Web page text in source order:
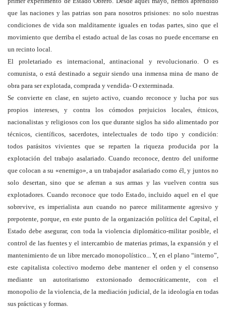
que las naciones y las patrias son para nosotros prisiones: no solo nuestras
condiciones de vida son malditamente iguales en todas partes, sino que el
movimiento que derriba el estado actual de las cosas no puede encerrarse en
un recinto local.
El proletariado es internacional, antinacional y revolucionario. O es
comunista, o está destinado a seguir siendo una inmensa mina de mano de
obra para ser explotada, comprada y vendida- O exterminada.
Se convierte en clase, en sujeto activo, cuando reconoce y lucha por sus
propios intereses, y contra los cómodos prejuicios locales, étnicos,
nacionalistas y religiosos con los que durante siglos ha sido alimentado por
técnicos, científicos, sacerdotes, intelectuales de todo tipo y condición:
todos parásitos vivientes que se reparten la riqueza producida por la
explotación del trabajo asalariado. Cuando reconoce, dentro del uniforme
que colocan a su «enemigo», a un trabajador asalariado como él, y juntos no
solo desertan, sino que se aferran a sus armas y las vuelven contra sus
explotadores. Cuando reconoce que todo Estado, incluido aquel en el que
sobrevive, es imperialista aun cuando no parece militarmente agresivo y
prepotente, porque, en este punto de la organización política del Capital, el
Estado debe asegurar, con toda la violencia diplomático-militar posible, el
control de las fuentes y el intercambio de materias primas, la expansión y el
mantenimiento de un libre mercado monopolístico... Y, en el plano “interno”,
este capitalista colectivo moderno debe mantener el orden y el consenso
mediante un autoritarismo extorsionado democráticamente, con el
monopolio de la violencia, de la mediación judicial, de la ideología en todas
sus prácticas y formas.